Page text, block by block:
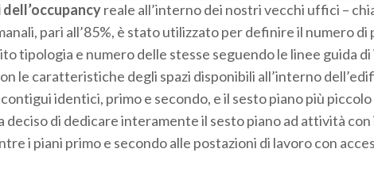
dell’occupancyreale all’interno dei nostri vecchi uffici –
pari all’85%, è stato utilizzato per definire il numero di
tipologia e numero delle stesse seguendo le linee guida
le caratteristiche degli spazi disponibili all’interno
identici, primo e secondo, e il sesto piano più
deciso di dedicare interamente il sesto piano ad attività
i piani primo e secondo alle postazioni di lavoro con